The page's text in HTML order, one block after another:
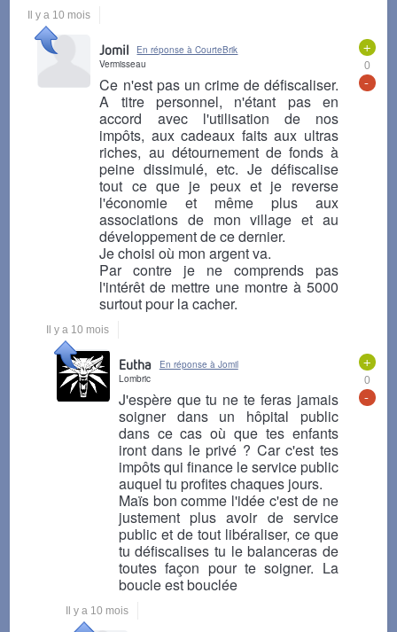
Il y a 10 mois
+
0
-
Jomil
En réponse à CourteBrik
Vermisseau
Ce n'est pas un crime de défiscaliser.
A titre personnel, n'étant pas en
accord avec l'utilisation de nos
impôts, aux cadeaux faits aux ultras
riches, au détournement de fonds à
peine dissimulé, etc. Je défiscalise
tout ce que je peux et je reverse
l'économie et même plus aux
associations de mon village et au
développement de ce dernier.
Je choisi où mon argent va.
Par contre je ne comprends pas
l'intérêt de mettre une montre à 5000
surtout pour la cacher.
Il y a 10 mois
+
0
-
Eutha
En réponse à Jomil
Lombric
J'espère que tu ne te feras jamais
soigner dans un hôpital public
dans ce cas où que tes enfants
iront dans le privé ? Car c'est tes
impôts qui finance le service public
auquel tu profites chaques jours.
Maïs bon comme l'idée c'est de ne
justement plus avoir de service
public et de tout libéraliser, ce que
tu défiscalises tu le balanceras de
toutes façon pour te soigner. La
boucle est bouclée
Il y a 10 mois